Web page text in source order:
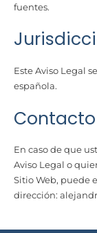
fuentes.
Este Aviso Legal
española.
Contacto
En caso de que
Aviso Legal o
Sitio Web, puede
dirección: